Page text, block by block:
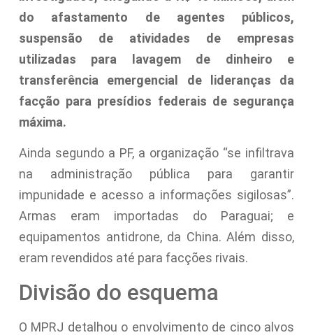
do afastamento de agentes públicos,
suspensão de atividades de empresas
utilizadas para lavagem de dinheiro e
transferência emergencial de lideranças da
facção para presídios federais de segurança
máxima.
Ainda segundo a PF, a organização “se infiltrava
na administração pública para garantir
impunidade e acesso a informações sigilosas”.
Armas eram importadas do Paraguai; e
equipamentos antidrone, da China. Além disso,
eram revendidos até para facções rivais.
Divisão do esquema
O MPRJ detalhou o envolvimento de cinco alvos